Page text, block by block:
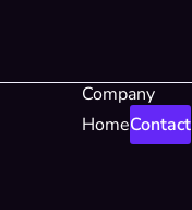
Company
HomeContact